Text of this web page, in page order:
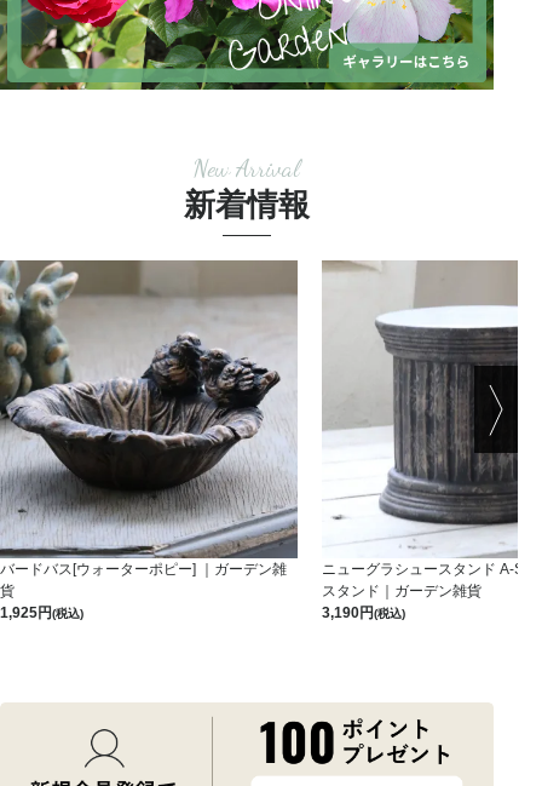
New Arrival
新着情報
バードバス[ウォーターポピー] ｜ガーデン雑
貨
1,925
(税込)
ニューグラシュースタンド A-S-
スタンド｜ガーデン雑貨
3,190
(税込)